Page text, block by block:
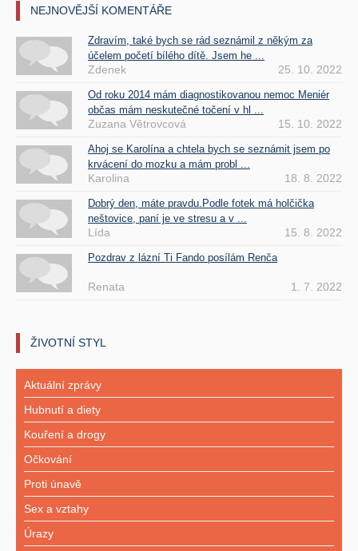
NEJNOVĚJŠÍ KOMENTÁŘE
Zdravím, také bych se rád seznámil z někým za
účelem početí bílého dítě. Jsem he ...
Zdenek 25. 10. 2022
Od roku 2014 mám diagnostikovanou nemoc Meniér
občas mám neskutečné točení v hl ...
Zuzana Větrovcová 15. 10. 2022
Ahoj se Karolína a chtela bych se seznámit jsem po
krvácení do mozku a mám probl ...
Karolina 18. 8. 2022
Dobrý den, máte pravdu.Podle fotek má holčička
neštovice, paní je ve stresu a v ...
Lída 15. 8. 2022
Pozdrav z lázní Ti Fando posílám Renča
Renata 1. 7. 2022
ŽIVOTNÍ STYL
Aktuální zprávy
Hubnutí a diety
Kouření a drogy
Očkování
Proti únavě
Sex a vztahy
Úrazy